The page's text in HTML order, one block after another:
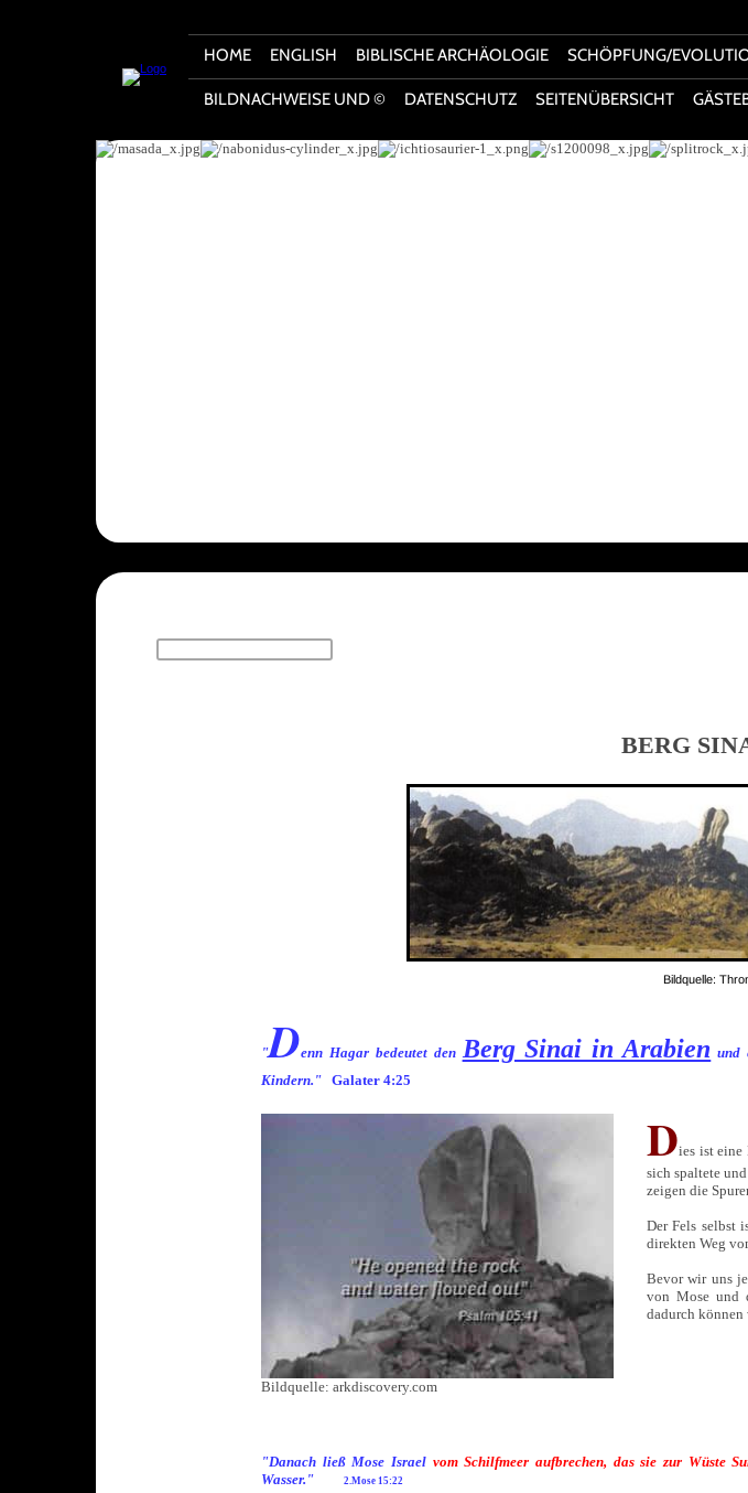
HOME ENGLISH BIBLISCHE ARCHÄOLOGIE SCHÖPFUNG/
BILDNACHWEISE UND © DATENSCHUTZ SEITENÜBERSICHT
BERG
Bildquelle:
"Denn Hagar bedeutet den Berg Sinai in Arabien und
Kindern." Galater 4:25
Bildquelle: arkdiscovery.com
Dies ist eine
sich spaltete
zeigen die
Der Fels selbst
direkten Weg
Bevor wir uns
von Mose und
dadurch können
"Danach ließ Mose Israel vom Schilfmeer aufbrechen, das sie zur Wüste
Wasser."
2.Mose 15:22